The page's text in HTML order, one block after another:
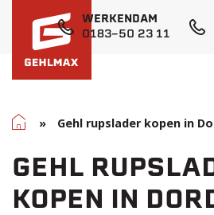
WERKENDAM
0183-50 23 11
Home
» Gehl rupslader kopen in
GEHL
KOPEN IN